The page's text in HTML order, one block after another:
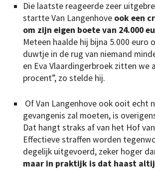
Die laatste reageerde zeer
startte Van Langenhove ook een
om zijn eigen boete van 24.000
Meteen haalde hij bijna 5.000 euro
duwtje in de rug van niemand
en Eva Vlaardingerbroek zitten we
procent”, zo stelde hij.
Of Van Langenhove ook ooit echt
gevangenis zal moeten, is
Dat hangt straks af van het Hof
Effectieve straffen worden
degelijk uitgevoerd, zeker hoger
maar in praktijk is dat haast